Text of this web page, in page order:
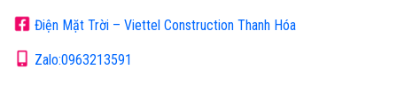
Điện Mặt Trời – Viettel Construction Thanh Hóa
Zalo:0963213591